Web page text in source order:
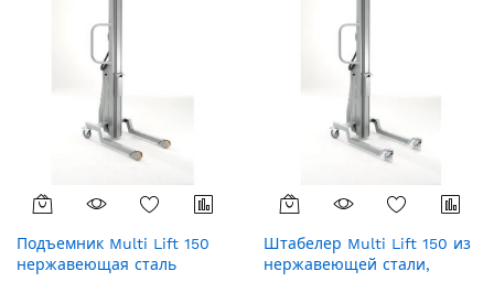
Подъемник Multi Lift 150
нержавеющая сталь
Штабелер Multi Lift 150 из
нержавеющей стали,